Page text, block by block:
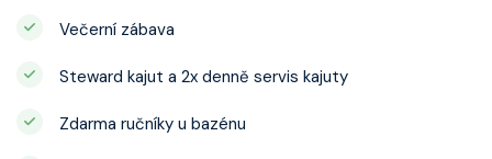
Večerní zábava
Steward kajut a 2x denně servis kajuty
Zdarma ručníky u bazénu